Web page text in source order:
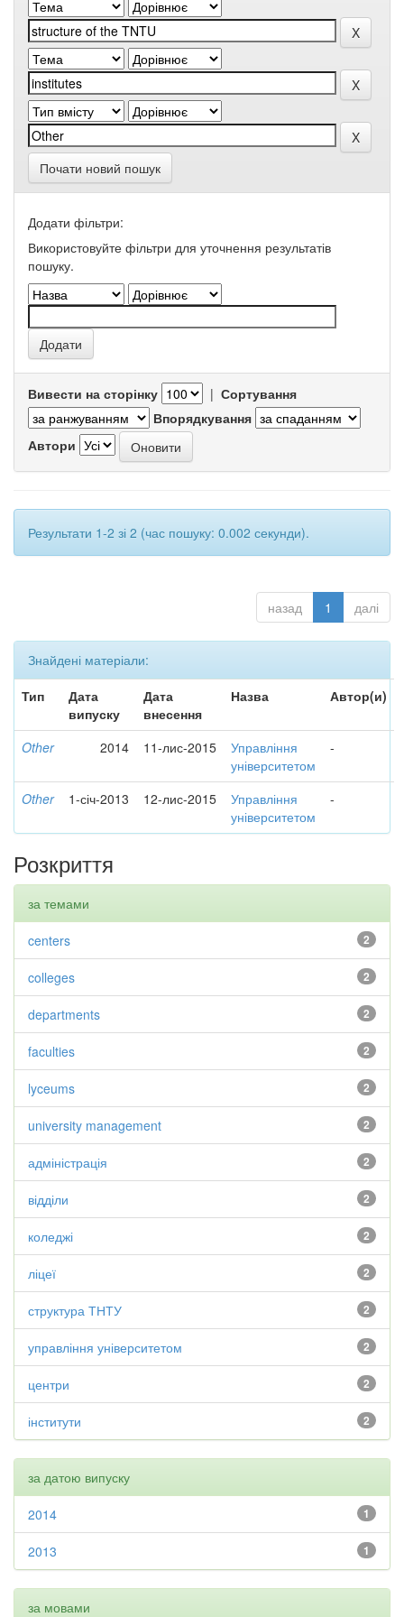
Почати новий пошук
Додати фільтри:
Використовуйте фільтри для уточнення результатів
пошуку.
Вивести на сторінку | Сортування
Впорядкування
Автори
Результати 1-2 зі 2 (час пошуку: 0.002 секунди).
назад 1 далі
Знайдені матеріали:
Тип
Дата
випуску
Дата
внесення
Назва Автор(и)
Other 2014 11-лис-2015
Управління
університетом
-
Other 1-січ-2013 12-лис-2015
Управління
університетом
-
Розкриття
за темами
2
centers
2
colleges
2
departments
2
faculties
2
lyceums
2
university management
2
адміністрація
2
відділи
2
коледжі
2
ліцеї
2
структура ТНТУ
2
управління університетом
2
центри
2
інститути
за датою випуску
1
2014
1
2013
за мовами